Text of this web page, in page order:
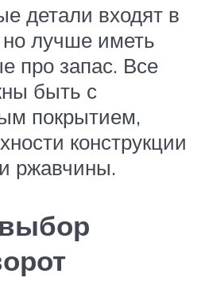
детали входят в
лучше иметь
про запас. Все
быть с
покрытием,
конструкции
ржавчины.